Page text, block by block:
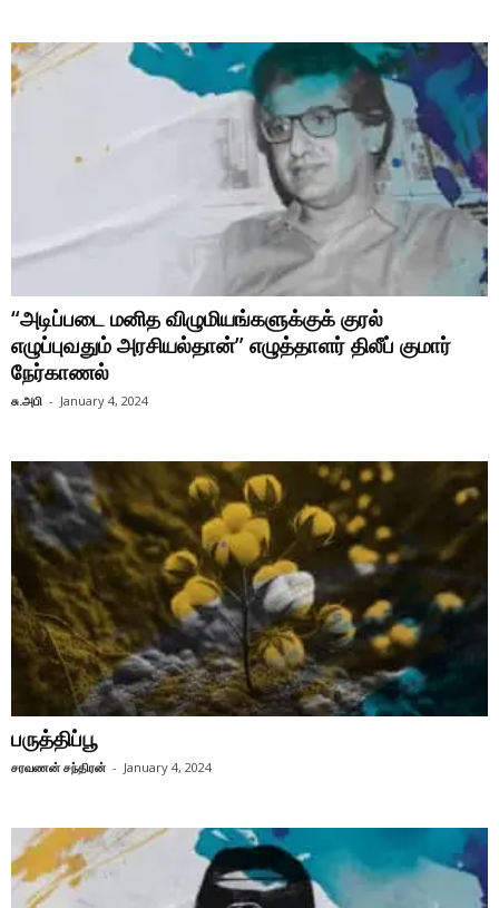
“அடிப்படை மனித விழுமியங்களுக்குக் குரல்
எழுப்புவதும் அரசியல்தான்” எழுத்தாளர் திலீப் குமார்
நேர்காணல்
சு.அபி - January 4, 2024
பருத்திப்பூ
சரவணன் சந்திரன் - January 4, 2024